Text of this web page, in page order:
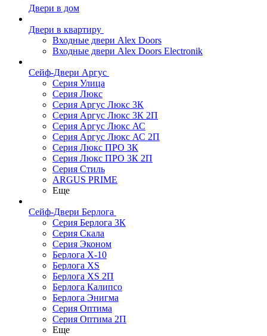
Двери в дом
Двери в квартиру
Входные двери Alex Doors
Входные двери Alex Doors Electronik
Сейф-Двери Аргус
Серия Улица
Серия Люкс
Серия Аргус Люкс 3К
Серия Аргус Люкс 3К 2П
Серия Аргус Люкс АС
Серия Аргус Люкс АС 2П
Серия Люкс ПРО 3К
Серия Люкс ПРО 3К 2П
Серия Стиль
ARGUS PRIME
Еще
Сейф-Двери Берлога
Серия Берлога 3К
Серия Скала
Серия Эконом
Берлога X-10
Берлога XS
Берлога XS 2П
Берлога Калипсо
Берлога Энигма
Серия Оптима
Серия Оптима 2П
Еще